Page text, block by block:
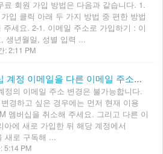
료 회원 가입 방법은 다음과 같습니다. 1.
입 클릭 아래 두 가지 방법 중 편한 방법
주세요. 2-1. 이메일 주소로 가입하기 : 이
생년월일, 성별 입력 ...
: 2:11 PM
PREMIUM 멤버십 계정 이메일을 다른 이메일 주소로 변경하고 싶습니다.
정의 이메일 주소 변경은 불가능합니다.
경하고 싶은 경우에는 먼저 현재 이용
멤버십을 취소해 주세요. 그리고 다른 이
아에 새로 가입한 뒤 해당 계정에서
새로 구독해 ...
5:14 PM